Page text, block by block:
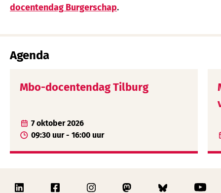
docentendag Burgerschap.
Agenda
Mbo-docentendag Tilburg
7 oktober 2026
09:30 uur - 16:00 uur